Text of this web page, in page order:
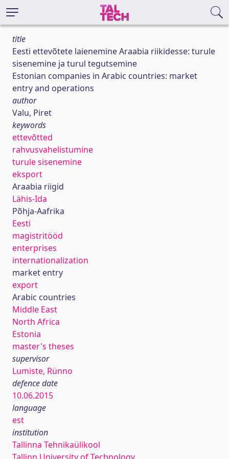
title
Eesti ettevõtete laienemine Araabia riikidesse: turule
sisenemine ja turul tegutsemine
Estonian companies in Arabic countries: market
entry and operations
author
Valu, Piret
keywords
ettevõtted
rahvusvahelistumine
turule sisenemine
eksport
Araabia riigid
Lähis-Ida
Põhja-Aafrika
Eesti
magistritööd
enterprises
internationalization
market entry
export
Arabic countries
Middle East
North Africa
Estonia
master's theses
supervisor
Lumiste, Rünno
defence date
10.06.2015
language
est
institution
Tallinna Tehnikaülikool